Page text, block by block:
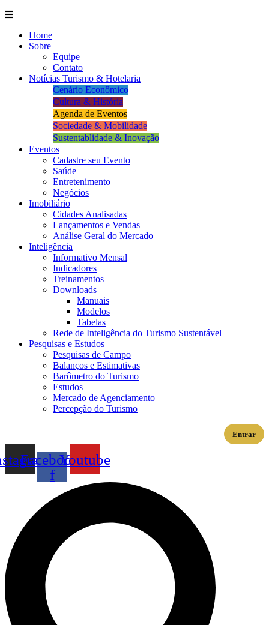
Home
Sobre
Equipe
Contato
Notícias Turismo & Hotelaria
Cenário Econômico
Cultura & História
Agenda de Eventos
Sociedade & Mobilidade
Sustentablidade & Inovação
Eventos
Cadastre seu Evento
Saúde
Entretenimento
Negócios
Imobiliário
Cidades Analisadas
Lançamentos e Vendas
Análise Geral do Mercado
Inteligência
Informativo Mensal​
Indicadores
Treinamentos
Downloads
Manuais
Modelos
Tabelas
Rede de Inteligência do Turismo Sustentável
Pesquisas e Estudos
Pesquisas de Campo
Balanços e Estimativas
Barômetro do Turismo
Estudos
Mercado de Agenciamento
Percepção do Turismo
Entrar
Facebook-
f
Youtube